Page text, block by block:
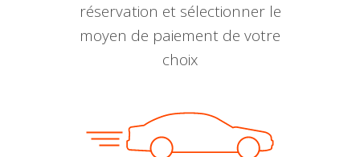
réservation et sélectionner le
moyen de paiement de votre
choix